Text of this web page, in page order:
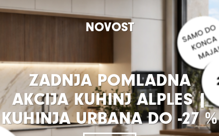
NOVOST
ZADNJA POMLADNA
AKCIJA KUHINJ ALPLES |
KUHINJA URBANA DO -27 %